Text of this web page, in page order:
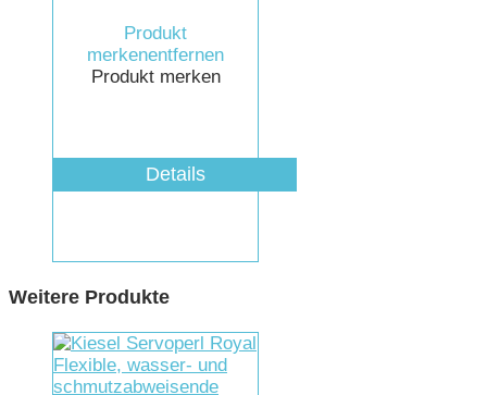
Produkt
merkenentfernen
Produkt merken
Details
Weitere Produkte